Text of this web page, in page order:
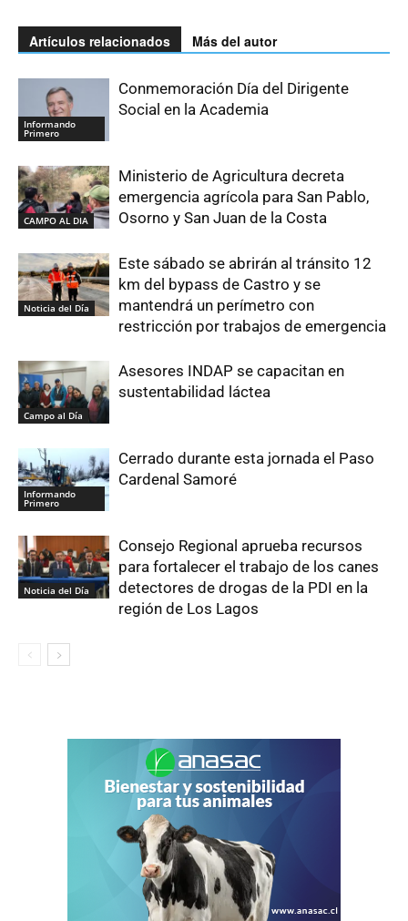
Artículos relacionados Más del autor
Informando
Primero
Conmemoración Día del Dirigente
Social en la Academia
CAMPO AL DIA
Ministerio de Agricultura decreta
emergencia agrícola para San Pablo,
Osorno y San Juan de la Costa
Noticia del Día
Este sábado se abrirán al tránsito 12
km del bypass de Castro y se
mantendrá un perímetro con
restricción por trabajos de emergencia
Campo al Día
Asesores INDAP se capacitan en
sustentabilidad láctea
Informando
Primero
Cerrado durante esta jornada el Paso
Cardenal Samoré
Noticia del Día
Consejo Regional aprueba recursos
para fortalecer el trabajo de los canes
detectores de drogas de la PDI en la
región de Los Lagos